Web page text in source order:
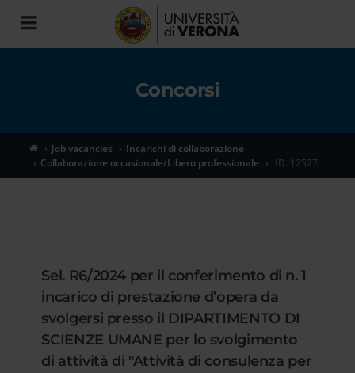
Toggle
navigation
Concorsi
Job vacancies
Incarichi di collaborazione
Collaborazione occasionale/Libero professionale
ID. 12527
Sel. R6/2024 per il conferimento di n. 1
incarico di prestazione d’opera da
svolgersi presso il DIPARTIMENTO DI
SCIENZE UMANE per lo svolgimento
di attività di "Attività di consulenza per